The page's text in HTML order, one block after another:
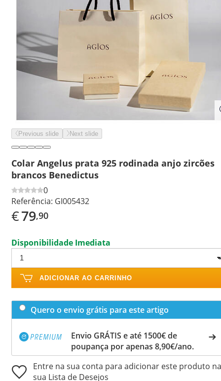
Previous slide Next slide
Colar Angelus prata 925 rodinada anjo zircões
brancos Benedictus
0
Referência: GI005432
€79,90
Disponibilidade Imediata
ADICIONAR AO CARRINHO
Quero o envio grátis para este artigo
Envio GRÁTIS e até 1500€ de
poupança por apenas 8,90€/ano.
Entre na sua conta para adicionar este produto na
sua Lista de Desejos